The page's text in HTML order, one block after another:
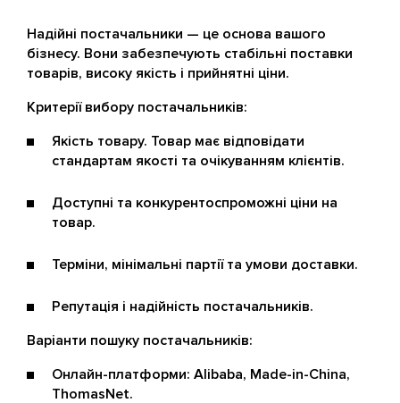
Надійні постачальники — це основа вашого
бізнесу. Вони забезпечують стабільні поставки
товарів, високу якість і прийнятні ціни.
Критерії вибору постачальників:
Якість товару. Товар має відповідати
стандартам якості та очікуванням клієнтів.
Доступні та конкурентоспроможні ціни на
товар.
Терміни, мінімальні партії та умови доставки.
Репутація і надійність постачальників.
Варіанти пошуку постачальників:
Онлайн-платформи: Alibaba, Made-in-China,
ThomasNet.